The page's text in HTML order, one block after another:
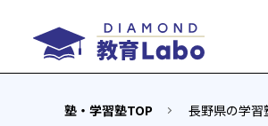
塾・学習塾TOP 長野県の学習